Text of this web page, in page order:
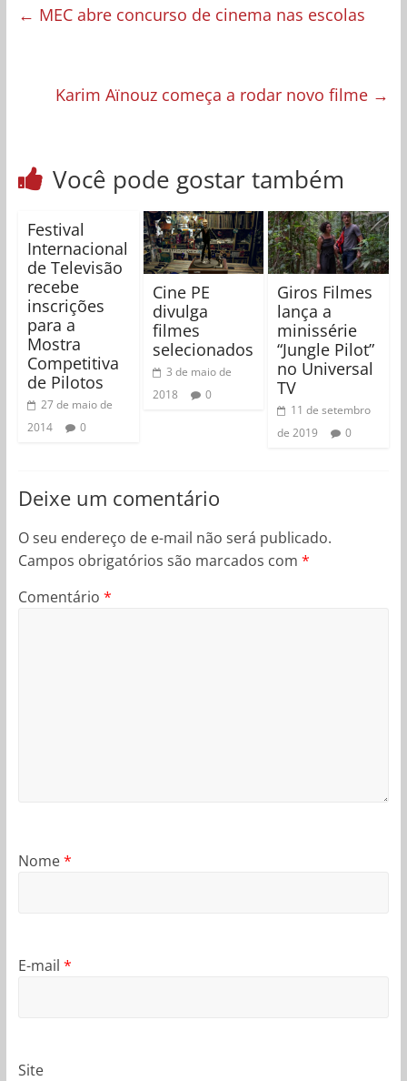
← MEC abre concurso de cinema nas escolas
Karim Aïnouz começa a rodar novo filme →
Você pode gostar também
Festival
Internacional
de Televisão
recebe
inscrições
para a
Mostra
Competitiva
de Pilotos
27 de maio de
2014
0
Cine PE
divulga
filmes
selecionados
3 de maio de
2018
0
Giros Filmes
lança a
minissérie
“Jungle Pilot”
no Universal
TV
11 de setembro
de 2019
0
Deixe um comentário
O seu endereço de e-mail não será publicado.
Campos obrigatórios são marcados com *
Comentário *
Nome*
E-mail *
Site